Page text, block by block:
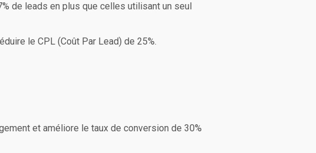
de leads en plus que celles utilisant un seul
le CPL (Coût Par Lead) de 25%.
et améliore le taux de conversion de 30%